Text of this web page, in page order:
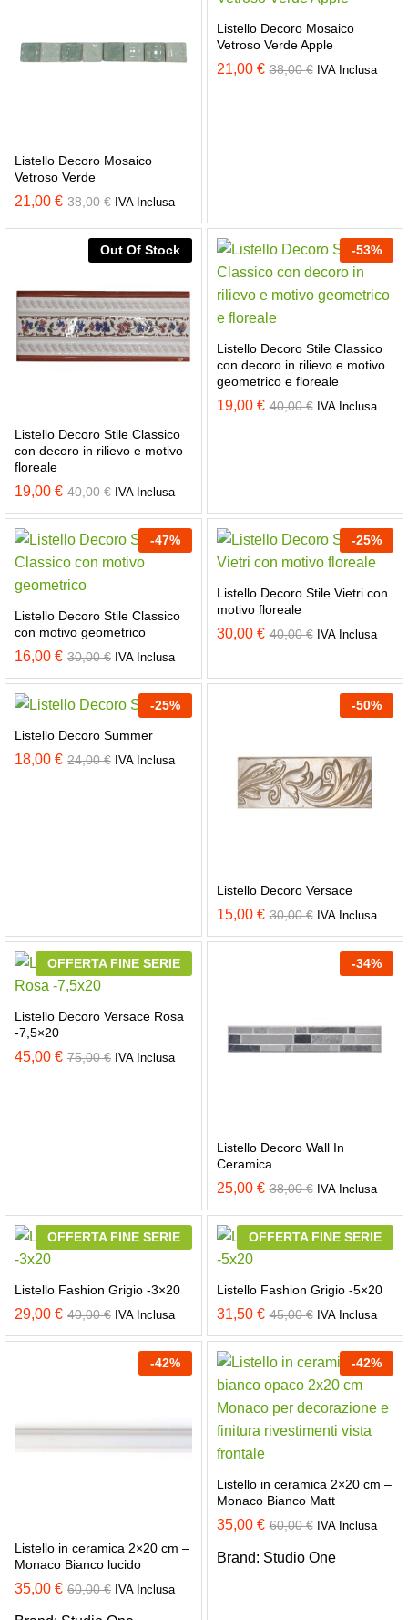
Listello Decoro Mosaico
Vetroso Verde
21,00 € 38,00€ IVA Inclusa
Listello Decoro Mosaico
Vetroso Verde Apple
21,00 € 38,00€ IVA Inclusa
Out Of Stock
Listello Decoro Stile Classico
con decoro in rilievo e motivo
floreale
19,00 € 40,00€ IVA Inclusa
-53%
Listello Decoro Stile Classico
con decoro in rilievo e motivo
geometrico e floreale
19,00 € 40,00€ IVA Inclusa
-47%
Listello Decoro Stile Classico
con motivo geometrico
16,00 € 30,00€ IVA Inclusa
-25%
Listello Decoro Stile Vietri con
motivo floreale
30,00 € 40,00€ IVA Inclusa
-25%
Listello Decoro Summer
18,00 € 24,00€ IVA Inclusa
-50%
Listello Decoro Versace
15,00 € 30,00€ IVA Inclusa
OFFERTA FINE SERIE
Listello Decoro Versace Rosa
-7,5×20
45,00 € 75,00€ IVA Inclusa
-34%
Listello Decoro Wall In
Ceramica
25,00 € 38,00€ IVA Inclusa
OFFERTA FINE SERIE
Listello Fashion Grigio -3×20
29,00 € 40,00€ IVA Inclusa
OFFERTA FINE SERIE
Listello Fashion Grigio -5×20
31,50 € 45,00€ IVA Inclusa
-42%
Listello in ceramica 2×20 cm –
Monaco Bianco lucido
35,00 € 60,00€ IVA Inclusa
-42%
Listello in ceramica 2×20 cm –
Monaco Bianco Matt
35,00 € 60,00€ IVA Inclusa
Brand: Studio One